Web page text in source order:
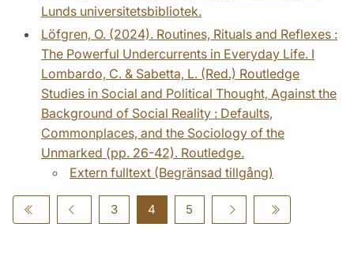
Lunds universitetsbibliotek.
Löfgren, O. (2024). Routines, Rituals and Reflexes :
The Powerful Undercurrents in Everyday Life. I
Lombardo, C. & Sabetta, L. (Red.) Routledge
Studies in Social and Political Thought, Against the
Background of Social Reality : Defaults,
Commonplaces, and the Sociology of the
Unmarked (pp. 26-42). Routledge.
Extern fulltext (Begränsad tillgång)
3 4 5